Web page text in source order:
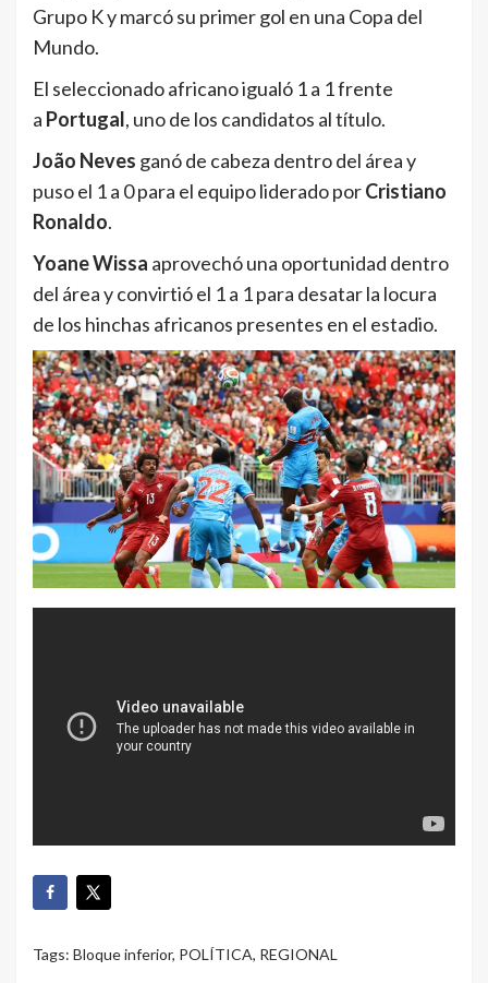
Grupo K y marcó su primer gol en una Copa del
Mundo.
El seleccionado africano igualó 1 a 1 frente
a Portugal, uno de los candidatos al título.
João Neves ganó de cabeza dentro del área y
puso el 1 a 0 para el equipo liderado porCristiano
Ronaldo.
Yoane Wissa aprovechó una oportunidad dentro
del área y convirtió el 1 a 1 para desatar la locura
de los hinchas africanos presentes en el estadio.
Tags: Bloque inferior, POLÍTICA, REGIONAL